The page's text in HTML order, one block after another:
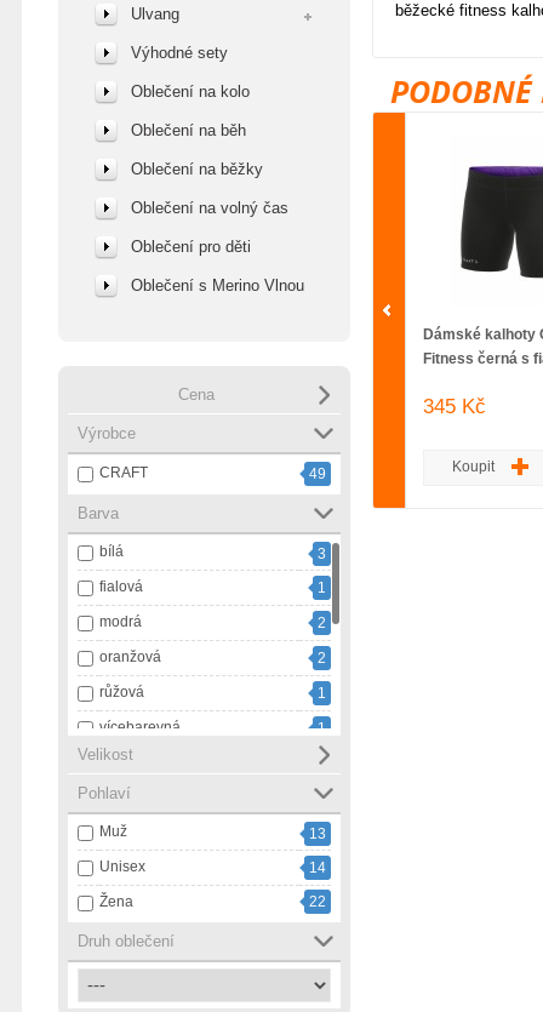
Ulvang
Výhodné sety
Oblečení na kolo
Oblečení na běh
Oblečení na běžky
Oblečení na volný čas
Oblečení pro děti
Oblečení s Merino Vlnou
Cena
Výrobce
CRAFT 49
Barva
bílá
3
fialová
1
modrá
2
oranžová
2
růžová
1
vícebarevná
1
zelená
1
černá
21
černá s bílou
3
černá s růžovou
1
šedá
7
žlutá
6
Velikost
Pohlaví
Muž
13
Unisex
14
Žena
22
Druh oblečení
běžecké fitness
PODOBNÉ
Dámské kalhoty
Fitness černá s
345 Kč
Koupit